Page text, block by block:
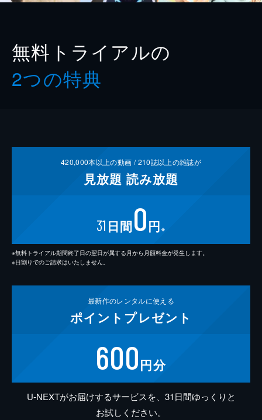
無料トライアルの
2つの特典
420,000本以上の動画 /210誌以上の雑誌が
見放題 読み放題
31 日間0円 ※
※無料トライアル期間終了日の翌日が属する月から月額料金が発生します。
※日割りでのご請求はいたしません。
最新作のレンタルに使える
ポイント プレゼント
600円分
U-NEXTがお届けするサービスを、31日間ゆっくりと
お試しください。